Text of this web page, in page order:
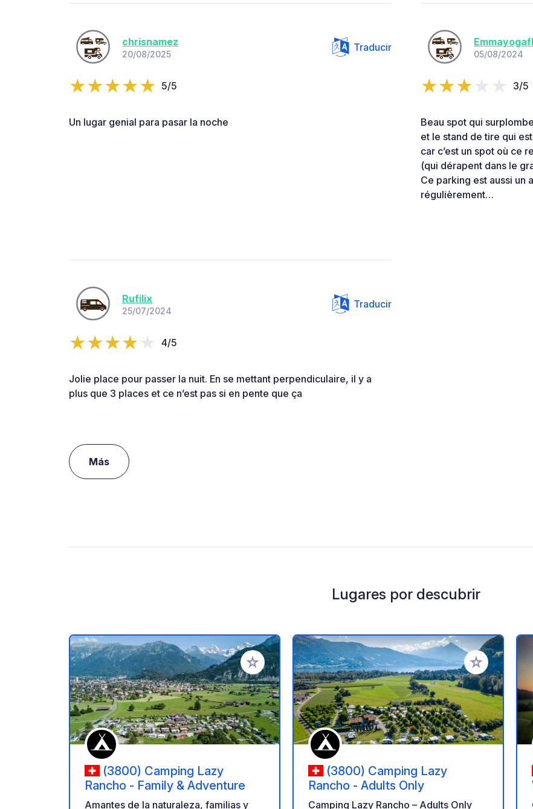
chrisnamez
20/08/2025
Traducir
5/5
Un lugar genial para pasar la noche
05/08/2024
3/5
Beau spot qui
et le stand de tire qui
car c’est un spot où ce
(qui dérapent dans le
Ce parking est aussi un
régulièrement…
Rufilix
25/07/2024
Traducir
4/5
Jolie place pour passer la nuit. En se mettant perpendiculaire, il y a
plus que 3 places et ce n’est pas si en pente que ça
Más
Lugares por descubrir
Añadir a tus favoritos
(3800) Camping Lazy
Rancho - Family & Adventure
Amantes de la naturaleza, familias y
Añadir a tus
(3800) Camping Lazy
Rancho - Adults Only
Camping Lazy Rancho – Adults Only